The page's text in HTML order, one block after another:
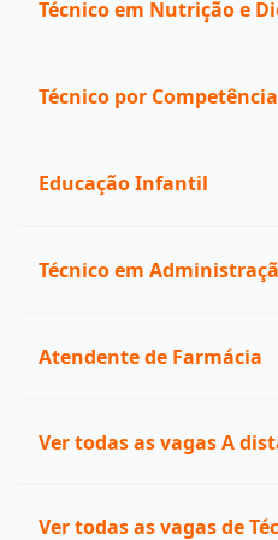
Universidade Federal de
UFG
Universidade Federal dos
Universidade Federal de São
UNIFESP
Universidade Federal de
Instituto Federal de
Ciência e Tecnologia
Universidade Estadual de
Técnico em Nutrição e
Educação Infantil
Técnico em
Atendente de Farmácia
Ver todas as vagas de